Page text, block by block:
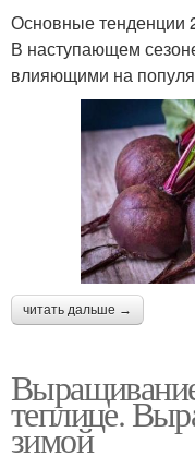
Основные тенденции
В наступающем
влияющими на
читать дальше →
теплице.
зимой